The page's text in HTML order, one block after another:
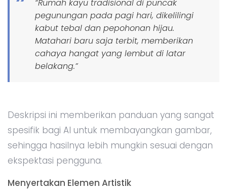
“Rumah kayu tradisional di puncak
pegunungan pada pagi hari, dikelilingi
kabut tebal dan pepohonan hijau.
Matahari baru saja terbit, memberikan
cahaya hangat yang lembut di latar
belakang.”
Deskripsi ini memberikan panduan yang sangat
spesifik bagi AI untuk membayangkan gambar,
sehingga hasilnya lebih mungkin sesuai dengan
ekspektasi pengguna.
Menyertakan Elemen Artistik